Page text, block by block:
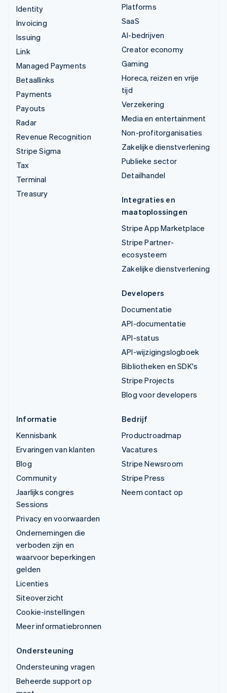
Identity
Invoicing
Issuing
Link
Managed Payments
Betaallinks
Payments
Payouts
Radar
Revenue Recognition
Stripe Sigma
Tax
Terminal
Treasury
Platforms
SaaS
AI-bedrijven
Creator economy
Gaming
Horeca, reizen en vrije
tijd
Verzekering
Media en entertainment
Non-profitorganisaties
Zakelijke dienstverlening
Publieke sector
Detailhandel
Integraties en
maatoplossingen
Stripe App Marketplace
Stripe Partner-
ecosysteem
Zakelijke dienstverlening
Developers
Documentatie
API-documentatie
API-status
API-wijzigingslogboek
Bibliotheken en SDK's
Stripe Projects
Blog voor developers
Informatie
Kennisbank
Ervaringen van klanten
Blog
Community
Jaarlijks congres
Sessions
Privacy en voorwaarden
Ondernemingen die
verboden zijn en
waarvoor beperkingen
gelden
Licenties
Siteoverzicht
Cookie-instellingen
Meer informatiebronnen
Bedrijf
Productroadmap
Vacatures
Stripe Newsroom
Stripe Press
Neem contact op
Ondersteuning
Ondersteuning vragen
Beheerde support op